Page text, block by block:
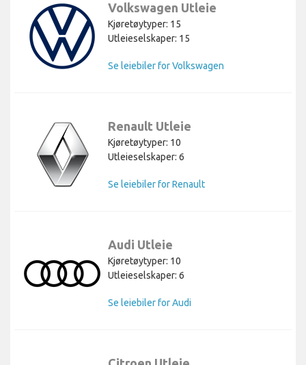
Volkswagen Utleie
Kjøretøytyper: 15
Utleieselskaper: 15
Se leiebiler for Volkswagen
Renault Utleie
Kjøretøytyper: 10
Utleieselskaper: 6
Se leiebiler for Renault
Audi Utleie
Kjøretøytyper: 10
Utleieselskaper: 6
Se leiebiler for Audi